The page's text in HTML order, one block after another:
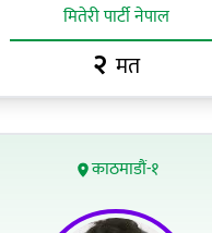
मितेरी पार्टी नेपाल
२ मत
काठमाडौं-१